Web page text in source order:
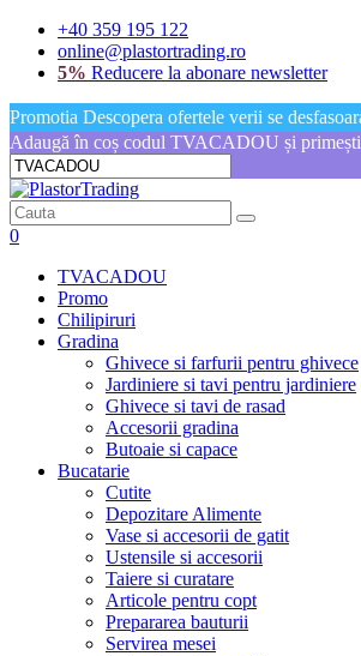
+40 359 195 122
online@plastortrading.ro
5% Reducere la abonare newsletter
Promotia Descopera ofertele verii se
Adaugă în coș codul TVACADOU și
0
TVACADOU
Promo
Chilipiruri
Gradina
Ghivece si farfurii pentru ghivece
Jardiniere si tavi pentru jardiniere
Ghivece si tavi de rasad
Accesorii gradina
Butoaie si capace
Bucatarie
Cutite
Depozitare Alimente
Vase si accesorii de gatit
Ustensile si accesorii
Taiere si curatare
Articole pentru copt
Prepararea bauturii
Servirea mesei